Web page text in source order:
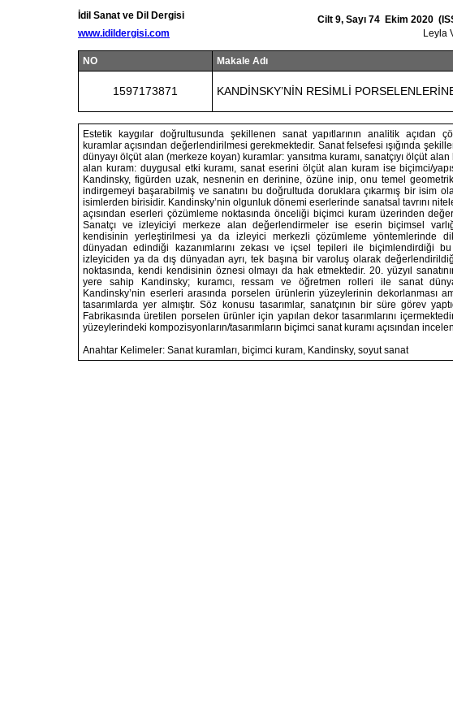
İdil Sanat ve Dil Dergisi
www.idildergisi.com
Cilt 9, Sayı 74 Ekim 2020
Leyla
NO Makale Adı
1597173871 KANDİNSKY’NİN RESİMLİ
Estetik kaygılar doğrultusunda şekillenen sanat yapıtlarının analitik açıdan
kuramlar açısından değerlendirilmesi gerekmektedir. Sanat felsefesi ışığında
dünyayı ölçüt alan (merkeze koyan) kuramlar: yansıtma kuramı, sanatçıyı ölçüt alan
alan kuram: duygusal etki kuramı, sanat eserini ölçüt alan kuram ise biçimci/
Kandinsky, figürden uzak, nesnenin en derinine, özüne inip, onu temel
indirgemeyi başarabilmiş ve sanatını bu doğrultuda doruklara çıkarmış bir isim
isimlerden birisidir. Kandinsky’nin olgunluk dönemi eserlerinde sanatsal tavrını
açısından eserleri çözümleme noktasında önceliği biçimci kuram üzerinden
Sanatçı ve izleyiciyi merkeze alan değerlendirmeler ise eserin biçimsel
kendisinin yerleştirilmesi ya da izleyici merkezli çözümleme yöntemlerinde
dünyadan edindiği kazanımlarını zekası ve içsel tepileri ile biçimlendirdiği bu
izleyiciden ya da dış dünyadan ayrı, tek başına bir varoluş olarak
noktasında, kendi kendisinin öznesi olmayı da hak etmektedir. 20. yüzyıl
yere sahip Kandinsky; kuramcı, ressam ve öğretmen rolleri ile sanat
Kandinsky’nin eserleri arasında porselen ürünlerin yüzeylerinin dekorlanması
tasarımlarda yer almıştır. Söz konusu tasarımlar, sanatçının bir süre görev
Fabrikasında üretilen porselen ürünler için yapılan dekor tasarımlarını
yüzeylerindeki kompozisyonların/tasarımların biçimci sanat kuramı açısından
Anahtar Kelimeler: Sanat kuramları, biçimci kuram, Kandinsky, soyut sanat